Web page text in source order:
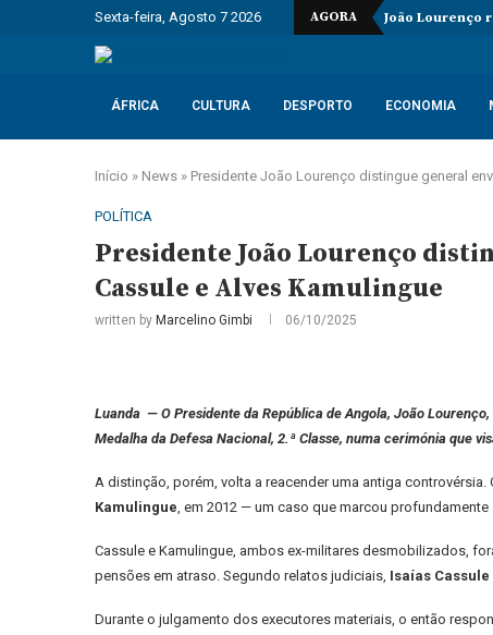
Sexta-feira, Agosto 7 2026 AGORA João Lourenço
ÁFRICA CULTURA DESPORTO ECONOMIA
Início » News » Presidente João Lourenço distingue general
POLÍTICA
Presidente João Lourenço
Cassule e Alves Kamulingue
written by Marcelino Gimbi 06/10/2025
Luanda — O Presidente da República de Angola, João
Medalha da Defesa Nacional, 2.ª Classe, numa cerimónia que
A distinção, porém, volta a reacender uma antiga
Kamulingue, em 2012 — um caso que marcou
Cassule e Kamulingue, ambos ex-militares desmobilizados,
pensões em atraso. Segundo relatos judiciais, Isaías
Durante o julgamento dos executores materiais, o então